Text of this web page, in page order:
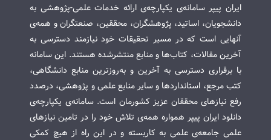
ایران پیپر سامانه‌ی یکپارچه‌ی ارائه خدمات علمی-پژوهشی به
دانشجویان، اساتید، پژوهشگران، محققین، صنعتگران و همه‌ی
آنهایی است که در مسیر تحقیقات خود نیازمند دسترسی به
آخرین مقالات، کتاب‌ها و منابع منتشرشده هستند. این سامانه
با برقراری دسترسی به آخرین و به‌روزترین منابع دانشگاهی،
کتب مرجع، استانداردها و سایر منابع علمی و پژوهشی، درصدد
رفع نیازهای محققان عزیز کشورمان است. سامانه‌ی یکپارچه‌ی
دانلود ایران پیپر همواره همه‌ی تلاش خود را در تامین نیازهای
علمی جامعه‌ی علمی به کاربسته و در این راه از هیچ کمکی